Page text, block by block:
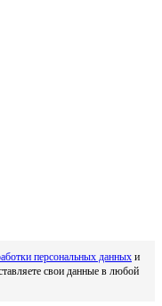
персональных данных и
свои данные в любой